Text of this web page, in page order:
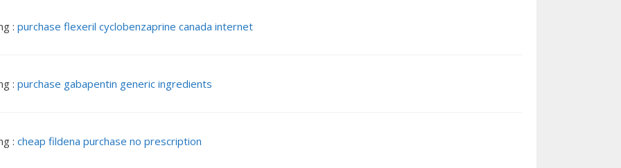
: purchase flexeril cyclobenzaprine canada internet
: purchase gabapentin generic ingredients
: cheap fildena purchase no prescription